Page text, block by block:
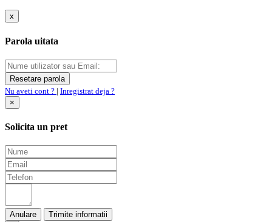
x
Parola uitata
Nu aveti cont ? | Inregistrat deja ?
×
Solicita un pret
Anulare